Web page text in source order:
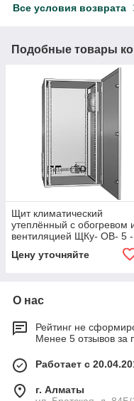
Все условия возврата
Подобные товары
Щит климатический
утеплённый с обогревом
вентиляцией ЩКу- ОВ- 5 -
IP65
Цену уточняйте
О нас
Рейтинг не
Менее 5 отзывов за
Работает с
г. Алматы